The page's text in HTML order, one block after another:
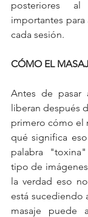
posteriores
importantes para
cada sesión.
CÓMO EL
Antes de pasar
liberan después
primero cómo el
qué significa
palabra
tipo de
la verdad eso
está sucediendo
masaje puede